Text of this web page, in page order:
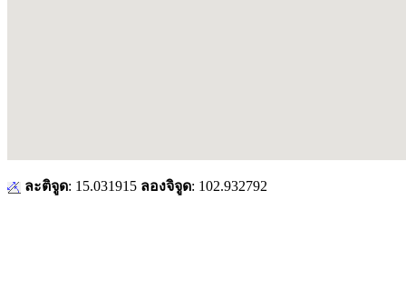
ละติจูด: 15.031915 ลองจิจูด: 102.932792